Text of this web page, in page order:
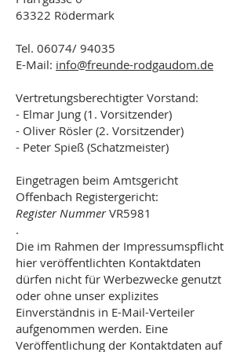
63322 Rödermark
Tel. 06074/ 94035
E-Mail: info@freunde-rodgaudom.de
Vertretungsberechtigter Vorstand:
- Elmar Jung (1. Vorsitzender)
- Oliver Rösler (2. Vorsitzender)
- Peter Spieß (Schatzmeister)
Eingetragen beim Amtsgericht
Offenbach Registergericht:
Register NummerVR5981
.
Die im Rahmen der Impressumspflicht
hier veröffentlichten Kontaktdaten
dürfen nicht für Werbezwecke genutzt
oder ohne unser explizites
Einverständnis in E-Mail-Verteiler
aufgenommen werden. Eine
Veröffentlichung der Kontaktdaten auf